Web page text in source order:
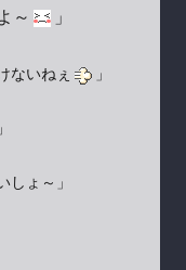
～ 」
ないねぇ 」
しょ～」